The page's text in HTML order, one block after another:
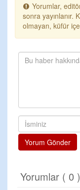
Yorumlar,
sonra yayınlanır.
olmayan, küfür
Yorum Gönder
Yorumlar ( 0 )